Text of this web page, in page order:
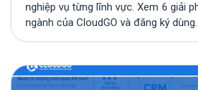
nghiệp vụ từng lĩnh vực. Xem 6 giải
ngành của CloudGO và đăng ký